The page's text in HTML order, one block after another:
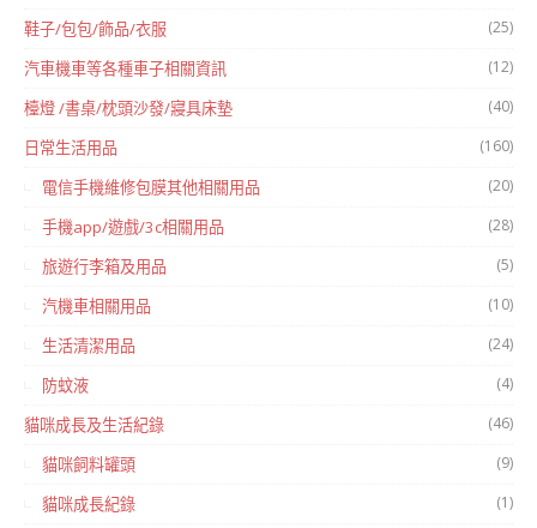
鞋子/包包/飾品/衣服 (25)
汽車機車等各種車子相關資訊 (12)
檯燈 /書桌/枕頭沙發/寢具床墊 (40)
日常生活用品 (160)
電信手機維修包膜其他相關用品 (20)
手機app/遊戲/3c相關用品 (28)
旅遊行李箱及用品 (5)
汽機車相關用品 (10)
生活清潔用品 (24)
防蚊液 (4)
貓咪成長及生活紀錄 (46)
貓咪飼料罐頭 (9)
貓咪成長紀錄 (1)